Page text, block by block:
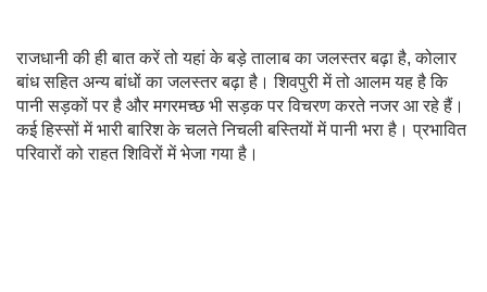
राजधानी की ही बात करें तो यहां के बड़े तालाब का जलस्तर बढ़ा है, कोलार
बांध सहित अन्य बांधों का जलस्तर बढ़ा है। शिवपुरी में तो आलम यह है कि
पानी सड़कों पर है और मगरमच्छ भी सड़क पर विचरण करते नजर आ रहे हैं।
कई हिस्सों में भारी बारिश के चलते निचली बस्तियों में पानी भरा है। प्रभावित
परिवारों को राहत शिविरों में भेजा गया है।